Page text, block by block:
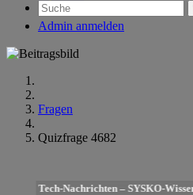
Admin anmelden
Fragen
Quizfrage 4682
Tech-Nachrichten – SYSKO-